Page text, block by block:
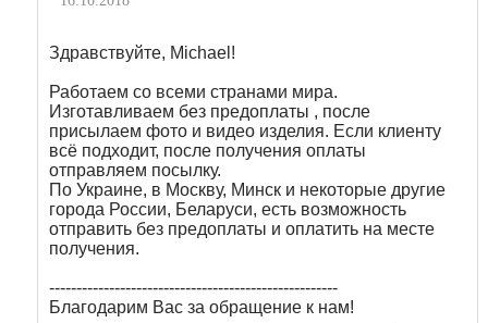
Здравствуйте, Michael!
Работаем со всеми странами мира.
Изготавливаем без предоплаты , после
присылаем фото и видео изделия. Если клиенту
всё подходит, после получения оплаты
отправляем посылку.
По Украине, в Москву, Минск и некоторые другие
города России, Беларуси, есть возможность
отправить без предоплаты и оплатить на месте
получения.
-----------------------------------------------------
Благодарим Вас за обращение к нам!